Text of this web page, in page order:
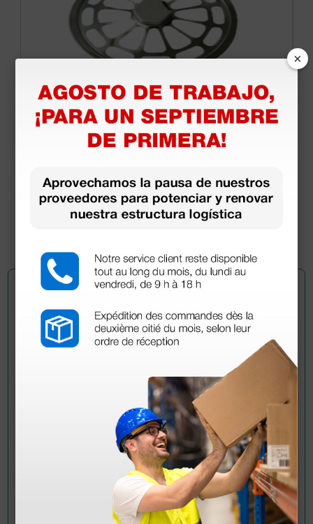
Soporte para filtros para cámara de
45,00 €
(Precio sin IVA)
¿Todavía tienes alguna duda? ¿Necesitas más
Envía ahora mismo tu pregunta a los colegas que ya
han adquirido este producto.
×